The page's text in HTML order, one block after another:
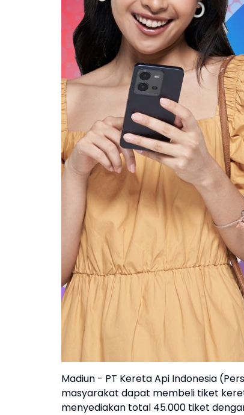
Madiun - PT Kereta Api Indonesia
masyarakat dapat membeli tiket
menyediakan total 45.000 tiket